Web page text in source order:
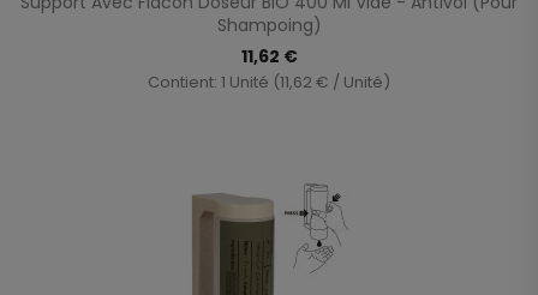
Shampoing)
11,62 €
Contient: 1 Unité (11,62 € / Unité)